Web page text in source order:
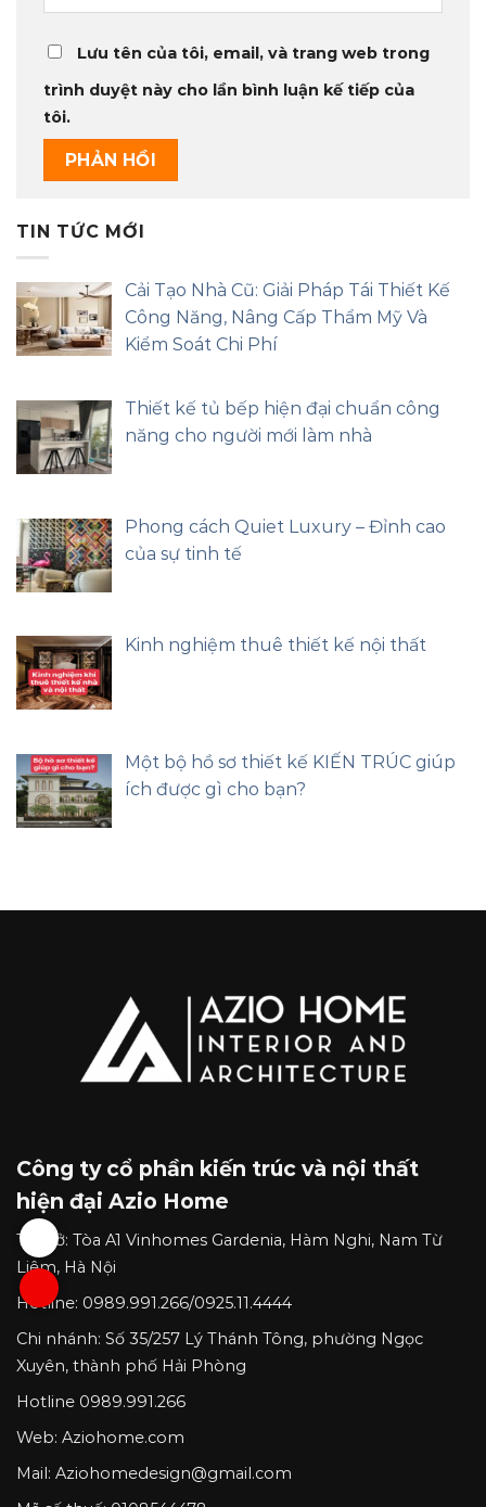
Lưu tên của tôi, email, và trang web trong
trình duyệt này cho lần bình luận kế tiếp của
tôi.
TIN TỨC MỚI
Cải Tạo Nhà Cũ: Giải Pháp Tái Thiết Kế
Công Năng, Nâng Cấp Thẩm Mỹ Và
Kiểm Soát Chi Phí
Thiết kế tủ bếp hiện đại chuẩn công
năng cho người mới làm nhà
Phong cách Quiet Luxury – Đỉnh cao
của sự tinh tế
Kinh nghiệm thuê thiết kế nội thất
Một bộ hồ sơ thiết kế KIẾN TRÚC giúp
ích được gì cho bạn?
Công ty cổ phần kiến trúc và nội thất
hiện đại Azio Home
Trụ sở: Tòa A1 Vinhomes Gardenia, Hàm Nghi, Nam Từ
Liêm, Hà Nội
Hotline: 0989.991.266/0925.11.4444
Chi nhánh: Số 35/257 Lý Thánh Tông, phường Ngọc
Xuyên, thành phố Hải Phòng
Hotline 0989.991.266
Web: Aziohome.com
Mail: Aziohomedesign@gmail.com